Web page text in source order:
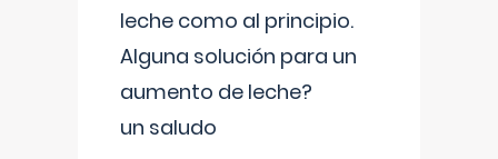
leche como al principio.
Alguna solución para un
aumento de leche?
un saludo